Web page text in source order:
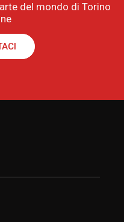
del mondo di Torino